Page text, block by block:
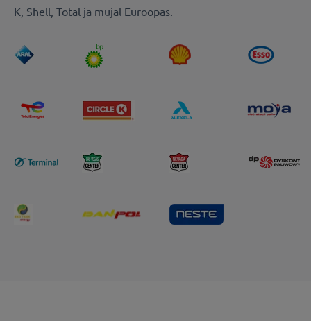
K, Shell, Total ja mujal Euroopas.